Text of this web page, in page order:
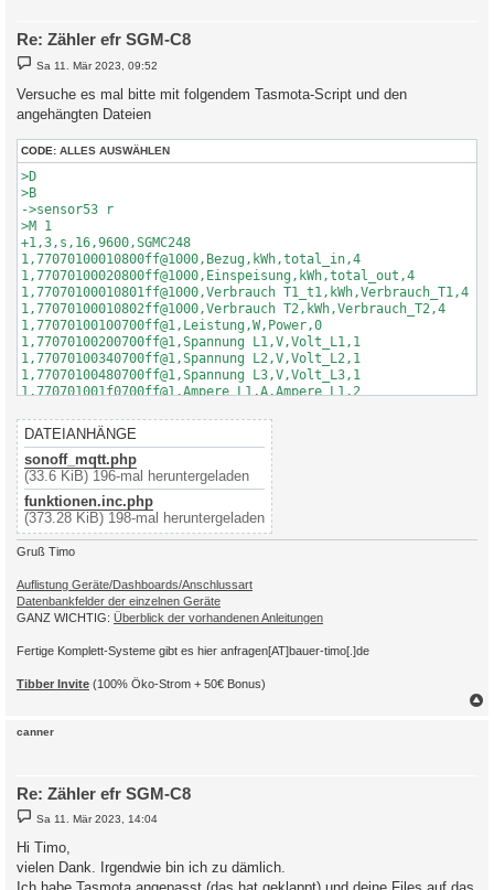
Re: Zähler efr SGM-C8
B
e
t
r
a
g
Sa 11. Mär 2023, 09:52
Versuche es mal bitte mit folgendem Tasmota-Script und den
angehängten Dateien
CODE: ALLES AUSWÄHLEN
>D
>B
->sensor53 r
>M 1
+1,3,s,16,9600,SGMC248
1,77070100010800ff@1000,Bezug,kWh,total_in,4
1,77070100020800ff@1000,Einspeisung,kWh,total_out,4
1,77070100010801ff@1000,Verbrauch T1_t1,kWh,Verbrauch_T1,4
1,77070100010802ff@1000,Verbrauch T2,kWh,Verbrauch_T2,4
1,77070100100700ff@1,Leistung,W,Power,0
1,77070100200700ff@1,Spannung L1,V,Volt_L1,1
1,77070100340700ff@1,Spannung L2,V,Volt_L2,1
1,77070100480700ff@1,Spannung L3,V,Volt_L3,1
1,770701001f0700ff@1,Ampere L1,A,Ampere_L1,2
1,77070100470700ff@1,Ampere L3,A,Ampere_L3,2
1,77070100510704ff@1,Phasenwinkel L1,deg,Phasenwinkel_L1,1
1,7707010051070fff@1,Phasenwinkel L2,deg,Phasenwinkel_L2,1
1,7707010051071aff@1,Phasenwinkel L3,deg,Phasenwinkel_L3,1
1,770701000e0700ff@1,Frequenz,Hz,Frequenz,1
1,77070100600100ff@#,Server-ID,,Server-ID,0
DATEIANHÄNGE
sonoff_mqtt.php
(33.6 KiB) 196-mal heruntergeladen
funktionen.inc.php
(373.28 KiB) 198-mal heruntergeladen
Gruß Timo
Auflistung Geräte/Dashboards/Anschlussart
Datenbankfelder der einzelnen Geräte
GANZ WICHTIG: Überblick der vorhandenen Anleitungen
Fertige Komplett-Systeme gibt es hier anfragen[AT]bauer-timo[.]de
Tibber Invite (100% Öko-Strom + 50€ Bonus)
canner
Re: Zähler efr SGM-C8
B
e
i
r
Sa 11. Mär 2023, 14:04
Hi Timo,
vielen Dank. Irgendwie bin ich zu dämlich.